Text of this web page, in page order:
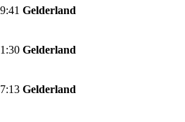
Gelderland
Gelderland
Gelderland